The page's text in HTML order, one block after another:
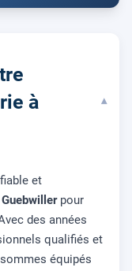
à
▾
et
Guebwillerpour
des années
qualifiés et
équipés